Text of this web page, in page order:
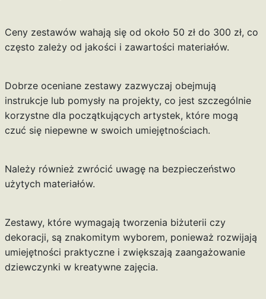
Ceny zestawów wahają się od około 50 zł do 300 zł, co
często zależy od jakości i zawartości materiałów.
Dobrze oceniane zestawy zazwyczaj obejmują
instrukcje lub pomysły na projekty, co jest szczególnie
korzystne dla początkujących artystek, które mogą
czuć się niepewne w swoich umiejętnościach.
Należy również zwrócić uwagę na bezpieczeństwo
użytych materiałów.
Zestawy, które wymagają tworzenia biżuterii czy
dekoracji, są znakomitym wyborem, ponieważ rozwijają
umiejętności praktyczne i zwiększają zaangażowanie
dziewczynki w kreatywne zajęcia.